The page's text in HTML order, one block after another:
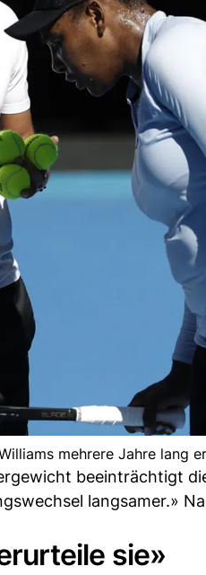
mehrere Jahre lang
beeinträchtigt
langsamer.»
sie»